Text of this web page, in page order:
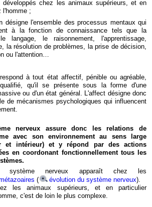
développés chez les animaux supérieurs, et en
l'homme ;
désigne l'ensemble des processus mentaux qui
à la fonction de connaissance tels que la
langage, le raisonnement, l'apprentissage,
la résolution de problèmes, la prise de décision,
ou l'attention…
à tout état affectif, pénible ou agréable,
qu'il se présente sous la forme d'une
ou d'un état général. L'affect désigne donc
de mécanismes psychologiques qui influencent
nerveux assure donc les relations de
avec son environnement au sens large
et intérieur) et y répond par des actions
en coordonant fonctionnellement tous les
système nerveux apparaît chez les
( évolution du système nerveux).
les animaux supérieurs, et en particulier
c'est de loin le plus complexe.